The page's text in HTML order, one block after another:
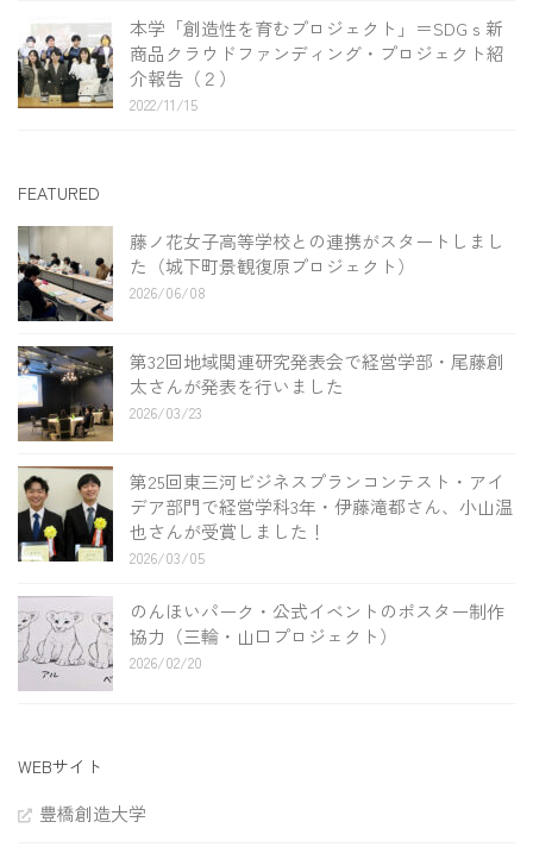
本学「創造性を育むプロジェクト」＝SDGｓ新
商品クラウドファンディング・プロジェクト紹
介報告（２）
2022/11/15
FEATURED
藤ノ花女子高等学校との連携がスタートしまし
た（城下町景観復原プロジェクト）
2026/06/08
第32回地域関連研究発表会で経営学部・尾藤創
太さんが発表を行いました
2026/03/23
第25回東三河ビジネスプランコンテスト・アイ
デア部門で経営学科3年・伊藤滝都さん、小山温
也さんが受賞しました！
2026/03/05
のんほいパーク・公式イベントのポスター制作
協力（三輪・山口プロジェクト）
2026/02/20
WEBサイト
豊橋創造大学